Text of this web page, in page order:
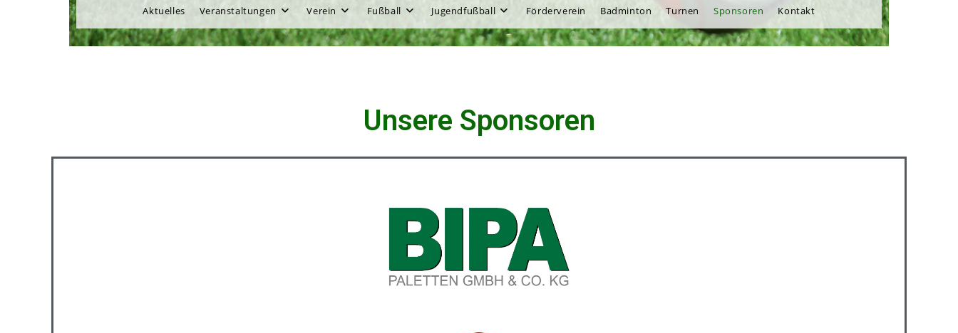
Aktuelles Veranstaltungen Verein Fußball Jugendfußball Förderverein Badminton Turnen Sponsoren Kontakt
Unsere Sponsoren